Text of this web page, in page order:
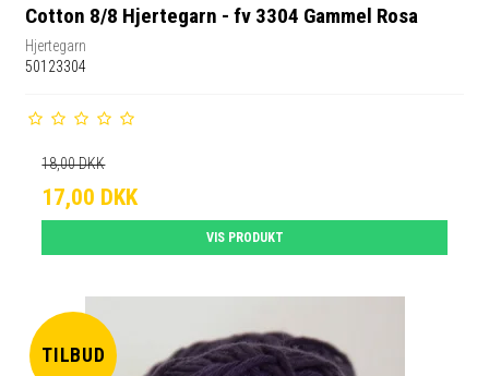
Cotton 8/8 Hjertegarn - fv 3304 Gammel Rosa
Hjertegarn
50123304
18,00 DKK
17,00 DKK
VIS PRODUKT
TILBUD